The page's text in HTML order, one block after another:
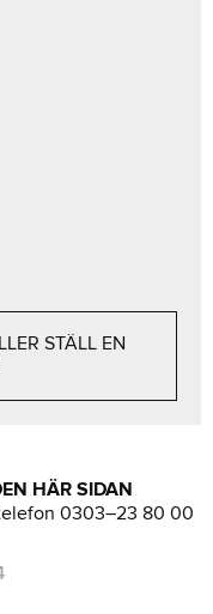
STÄLL EN
HÄR SIDAN
0303–23 80 00